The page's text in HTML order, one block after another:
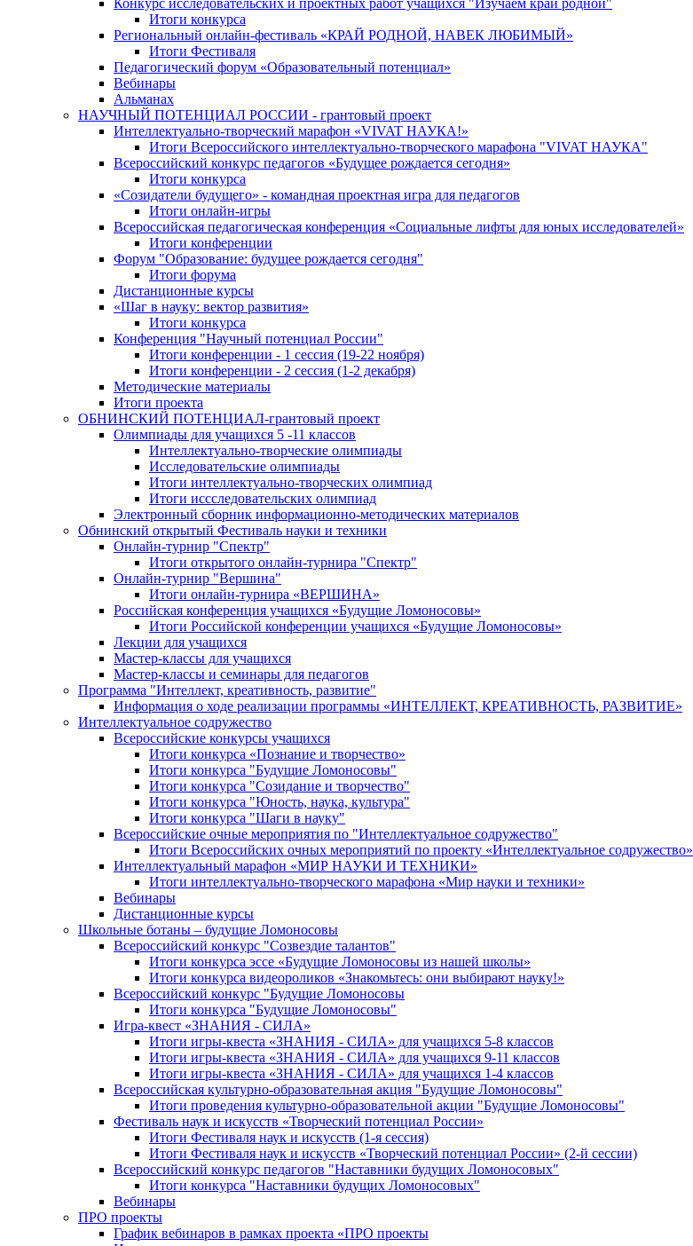
Конкурс исследовательских и проектных работ учащихся "Изучаем край родной"
Итоги конкурса
Региональный онлайн-фестиваль «КРАЙ РОДНОЙ, НАВЕК ЛЮБИМЫЙ»
Итоги Фестиваля
Педагогический форум «Образовательный потенциал»
Вебинары
Альманах
НАУЧНЫЙ ПОТЕНЦИАЛ РОССИИ - грантовый проект
Интеллектуально-творческий марафон «VIVAT НАУКА!»
Итоги Всероссийского интеллектуально-творческого марафона "VIVAT НАУКА"
Всероссийский конкурс педагогов «Будущее рождается сегодня»
Итоги конкурса
«Cозидатели будущего» - командная проектная игра для педагогов
Итоги онлайн-игры
Всероссийская педагогическая конференция «Cоциальные лифты для юных исследователей»
Итоги конференции
Форум "Образование: будущее рождается сегодня"
Итоги форума
Дистанционные курсы
«Шаг в науку: вектор развития»
Итоги конкурса
Конференция "Научный потенциал России"
Итоги конференции - 1 сессия (19-22 ноября)
Итоги конференции - 2 сессия (1-2 декабря)
Методические материалы
Итоги проекта
ОБНИНСКИЙ ПОТЕНЦИАЛ-грантовый проект
Олимпиады для учащихся 5 -11 классов
Интеллектуально-творческие олимпиады
Исследовательские олимпиады
Итоги интеллектуально-творческих олимпиад
Итоги иссследовательских олимпиад
Электронный сборник информационно-методических материалов
Обнинский открытый Фестиваль науки и техники
Онлайн-турнир "Спектр"
Итоги открытого онлайн-турнира "Спектр"
Онлайн-турнир "Вершина"
Итоги онлайн-турнира «ВЕРШИНА»
Российская конференция учащихся «Будущие Ломоносовы»
Итоги Российской конференции учащихся «Будущие Ломоносовы»
Лекции для учащихся
Мастер-классы для учащихся
Мастер-классы и семинары для педагогов
Программа "Интеллект, креативность, развитие"
Информация о ходе реализации программы «ИНТЕЛЛЕКТ, КРЕАТИВНОСТЬ, РАЗВИТИЕ»
Интеллектуальное содружество
Всероссийские конкурсы учащихся
Итоги конкурса «Познание и творчество»
Итоги конкурса "Будущие Ломоносовы"
Итоги конкурса "Созидание и творчество"
Итоги конкурса "Юность, наука, культура"
Итоги конкурса "Шаги в науку"
Всероссийские очные мероприятия по "Интеллектуальное содружество"
Итоги Всероссийских очных мероприятий по проекту «Интеллектуальное содружество»
Интеллектуальный марафон «МИР НАУКИ И ТЕХНИКИ»
Итоги интеллектуально-творческого марафона «Мир науки и техники»
Вебинары
Дистанционные курсы
Школьные ботаны – будущие Ломоносовы
Всероссийский конкурс "Созвездие талантов"
Итоги конкурса эссе «Будущие Ломоносовы из нашей школы»
Итоги конкурса видеороликов «Знакомьтесь: они выбирают науку!»
Всероссийский конкурс "Будущие Ломоносовы
Итоги конкурса "Будущие Ломоносовы"
Игра-квест «ЗНАНИЯ - СИЛА»
Итоги игры-квеста «ЗНАНИЯ - СИЛА» для учащихся 5-8 классов
Итоги игры-квеста «ЗНАНИЯ - СИЛА» для учащихся 9-11 классов
Итоги игры-квеста «ЗНАНИЯ - СИЛА» для учащихся 1-4 классов
Всероссийская культурно-образовательная акция "Будущие Ломоносовы"
Итоги проведения культурно-образовательной акции "Будущие Ломоносовы"
Фестиваль наук и искусств «Творческий потенциал России»
Итоги Фестиваля наук и искусств (1-я сессия)
Итоги Фестиваля наук и искусств «Творческий потенциал России» (2-й сессии)
Всероссийский конкурс педагогов "Наставники будущих Ломоносовых"
Итоги конкурса "Наставники будущих Ломоносовых"
Вебинары
ПРО проекты
График вебинаров в рамках проекта «ПРО проекты